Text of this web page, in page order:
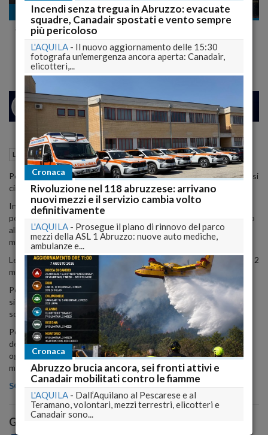
La ricostruzione
#Terremoto 2009, a otto anni dal #Sisma i numeri
della #Ricostruzione
MILANO 24 26
La ricostruzione L'Aquila (AQ) 05 Aprile 2017 09:41
Per la ricostruzione privata del post sisma 2009sono stati concessi
circa 6 miliardi e 237 milioni di euro.
In particolare, per la ricostruzione del Comune dell'Aquila e della
periferia - i dati sono riferiti al 6 febbraio 2017 - l'importo concesso
alle 24.575 pratiche istruite ammonta a 4 miliardi 903 milioni e 537
mila euro.
Le pratiche da istruire sono ancora 2.121 e l'importo richiesto e' di 2
miliardi 697 milioni 934 mila euro.
Per quanto riguarda la ricostruzione dei 56 comuni del cratere
sismico (L'Aquila esclusa) i contributi concessi al 31 marzo 2017
sono pari a 1 miliardo e 334 milioni di euro.
Per quanto concerne la ricostruzione pubblica riferita al Comune
dell'Aquila e ai centri storici della periferia l'importo richiesto ad
oggi e' di 2 miliardi 143 milioni 738 mila euro circa di cui finanziato 1
miliardo 991 milioni 636 mila euro.
SCARICA IL PDF
Galleria Immagini
Incendi senza tregua in Abruzzo: evacuate
squadre, Canadair spostati e vento sempre
più pericoloso
L'AQUILA - Il nuovo aggiornamento delle 15:30
fotografa un'emergenza ancora aperta: Canadair,
elicotteri,...
Cronaca
Rivoluzione nel 118 abruzzese: arrivano
nuovi mezzi e il servizio cambia volto
definitivamente
L'AQUILA - Prosegue il piano di rinnovo del parco
mezzi della ASL 1 Abruzzo: nuove auto mediche,
ambulanze e...
Cronaca
Abruzzo brucia ancora, sei fronti attivi e
Canadair mobilitati contro le fiamme
L'AQUILA - Dall’Aquilano al Pescarese e al
Teramano, volontari, mezzi terrestri, elicotteri e
Canadair sono...